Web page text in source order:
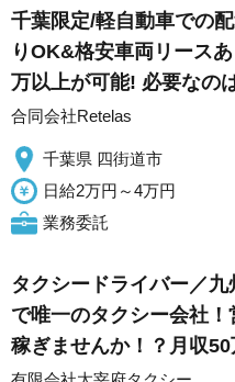
千葉限定/軽自動車での
りOK&格安車両リース
万以上が可能! 必要なの
合同会社Retelas
千葉県 四街道市
日給2万円～4万円
業務委託
タクシードライバー／九
で唯一のタクシー会社
稼ぎませんか！？月収50